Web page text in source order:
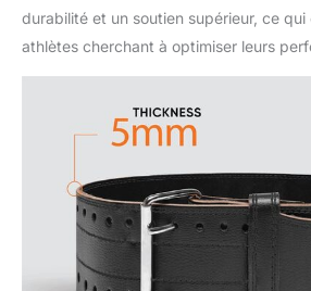
durabilité et un soutien supérieur, ce
athlètes cherchant à optimiser leurs